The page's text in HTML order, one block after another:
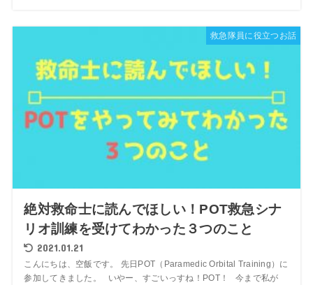
救急隊員に役立つお話
絶対救命士に読んでほしい！POT救急シナ
リオ訓練を受けてわかった３つのこと
2021.01.21
こんにちは、空飯です。 先日POT（Paramedic Orbital Training）に
参加してきました。 いやー、すごいっすね！POT！ 今まで私が